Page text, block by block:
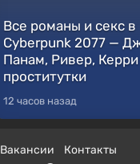
Все романы и секс в
Cyberpunk 2077 —
Панам, Ривер,
проститутки
12 часов назад
Вакансии
Контакты